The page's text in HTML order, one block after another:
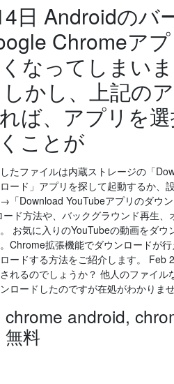
日 Androidのバ
Chromeア
なってしまい
かし、上記の
ば、アプリを
ことが
たファイルは内蔵ストレージの「
ード」アプリを探して起動するか
「Download YouTubeアプリのダウ
ド方法や、バックグラウンド再生
お気に入りのYouTubeの動画をダ
Chrome拡張機能でダウンロードが
ードする方法をご紹介します。 Feb
れるのでしょうか？ 他人のファイ
ロードしたのですが在処がわかりま
android,
無料